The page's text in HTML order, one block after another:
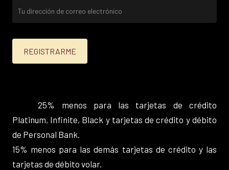
25% menos para las tarjetas de crédito
Platinum, Infinite, Black y tarjetas de crédito y débito
de Personal Bank.
15% menos para las demás tarjetas de crédito y las
tarjetas de débito volar.